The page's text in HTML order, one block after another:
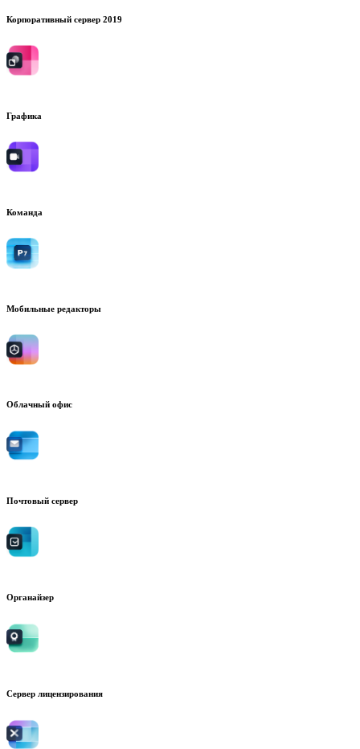
Корпоративный сервер 2019
Графика
Команда
Мобильные редакторы
Облачный офис
Почтовый сервер
Органайзер
Сервер лицензирования